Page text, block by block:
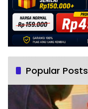
Popular Posts